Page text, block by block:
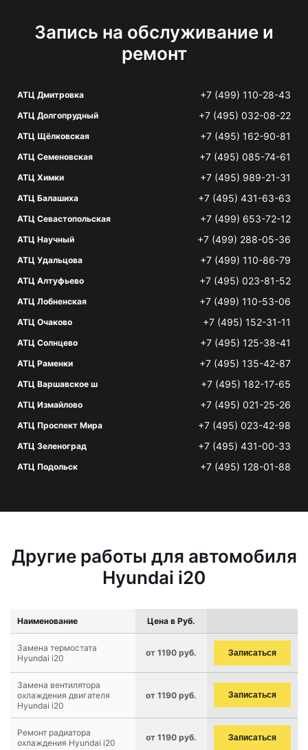
Запись на обслуживание и
ремонт
АТЦ Дмитровка +7 (499) 110-28-43
АТЦ Долгопрудный +7 (495) 032-08-22
АТЦ Щёлковская +7 (495) 162-90-81
АТЦ Семеновская +7 (495) 085-74-61
АТЦ Химки +7 (495) 989-21-31
АТЦ Балашиха +7 (495) 431-63-63
АТЦ Севастопольская +7 (499) 653-72-12
АТЦ Научный +7 (499) 288-05-36
АТЦ Удальцова +7 (499) 110-86-79
АТЦ Алтуфьево +7 (495) 023-81-52
АТЦ Лобненская +7 (499) 110-53-06
АТЦ Очаково +7 (495) 152-31-11
АТЦ Солнцево +7 (495) 125-38-41
АТЦ Раменки +7 (495) 135-42-87
АТЦ Варшавское ш +7 (495) 182-17-65
АТЦ Измайлово +7 (495) 021-25-26
АТЦ Проспект Мира +7 (495) 023-42-98
АТЦ Зеленоград +7 (495) 431-00-33
АТЦ Подольск +7 (495) 128-01-88
Другие работы для автомобиля
Hyundai i20
Наименование Цена в Руб.
Замена термостата
Hyundai i20
от 1190 руб. Записаться
Замена вентилятора
охлаждения двигателя
Hyundai i20
от 1190 руб. Записаться
Ремонт радиатора
охлаждения Hyundai i20
от 1190 руб. Записаться